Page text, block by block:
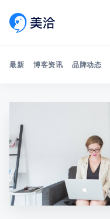
最新 博客资讯 品牌动态